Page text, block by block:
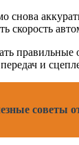
снова
и
советы